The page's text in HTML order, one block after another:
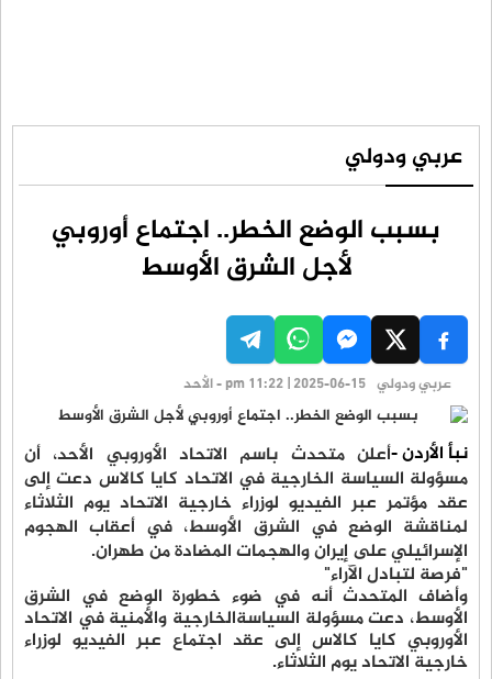
عربي ودولي
بسبب الوضع الخطر.. اجتماع أوروبي
لأجل الشرق الأوسط
عربي ودولي pm 11:22 | 2025-06-15 - الأحد
نبأ الأردن -أعلن متحدث باسم الاتحاد الأوروبي الأحد، أن
مسؤولة السياسة الخارجية في الاتحاد كايا كالاس دعت إلى
عقد مؤتمر عبر الفيديو لوزراء خارجية الاتحاد يوم الثلاثاء
لمناقشة الوضع في الشرق الأوسط، في أعقاب الهجوم
الإسرائيلي على إيران والهجمات المضادة من طهران.
"فرصة لتبادل الآراء"
وأضاف المتحدث أنه في ضوء خطورة الوضع في الشرق
الأوسط، دعت مسؤولة السياسةالخارجية والأمنية في الاتحاد
الأوروبي كايا كالاس إلى عقد اجتماع عبر الفيديو لوزراء
خارجية الاتحاد يوم الثلاثاء.